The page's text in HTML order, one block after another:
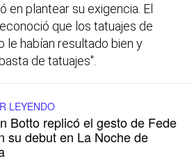
en plantear su exigencia. El
que los tatuajes de
le habían resultado bien y
de tatuajes".
LEYENDO
Botto replicó el gesto de Fede
su debut en La Noche de